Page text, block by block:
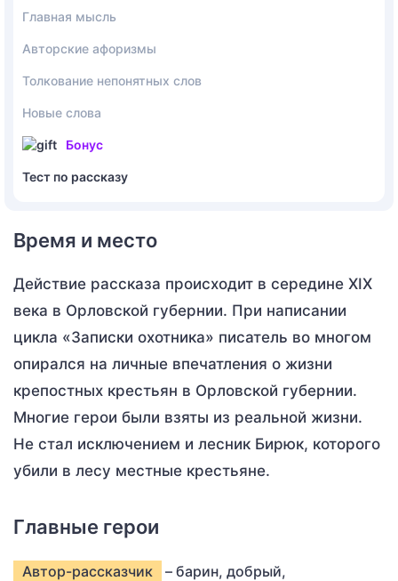
Главная мысль
Авторские афоризмы
Толкование непонятных слов
Новые слова
Бонус
Тест по рассказу
Время и место
Действие рассказа происходит в середине XIX
века в Орловской губернии. При написании
цикла «Записки охотника» писатель во многом
опирался на личные впечатления о жизни
крепостных крестьян в Орловской губернии.
Многие герои были взяты из реальной жизни.
Не стал исключением и лесник Бирюк, которого
убили в лесу местные крестьяне.
Главные герои
Автор-рассказчик
– барин, добрый,